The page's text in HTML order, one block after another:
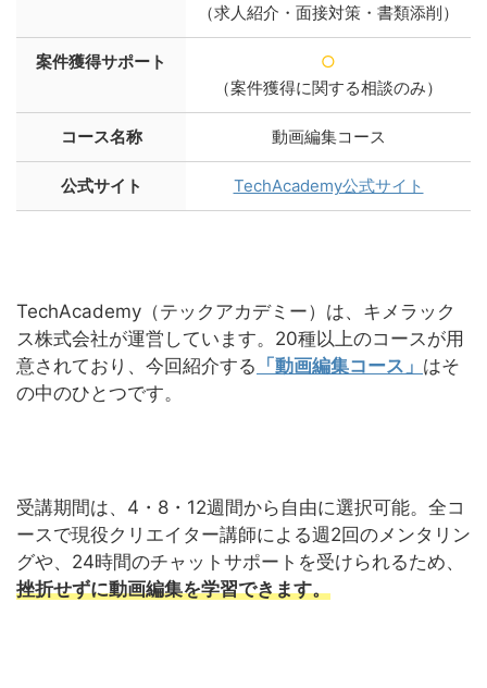
（求人紹介・面接対策・書類添削）
案件獲得サポート
○
（案件獲得に関する相談のみ）
コース名称 動画編集コース
公式サイト TechAcademy公式サイト
TechAcademy（テックアカデミー）は、キメラック
ス株式会社が運営しています。20種以上のコースが用
意されており、今回紹介する 「動画編集コース」 はそ
の中のひとつです。
受講期間は、4・8・12週間から自由に選択可能。全コ
ースで現役クリエイター講師による週2回のメンタリン
グや、24時間のチャットサポートを受けられるため、
挫折せずに動画編集を学習できます。